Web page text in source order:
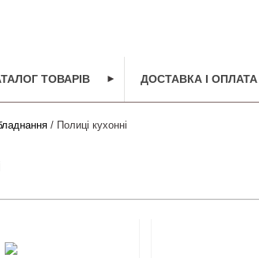
ТОВАРІВ ► ДОСТАВКА І ОПЛАТА
/ Полиці кухонні